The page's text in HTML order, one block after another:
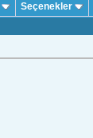
Seçenekler